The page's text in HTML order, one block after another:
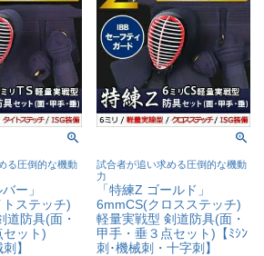
る圧倒的な機動
ー」
ステッチ)
道防具(面・
セット)
】
試合者が追い求める圧倒的な機動
力
「特練Z ゴールド」
6mmCS(クロスステッチ)
軽量実戦型 剣道防具(面・
甲手・垂３点セット)【ﾐｼﾝ
刺･機械刺・十字刺】